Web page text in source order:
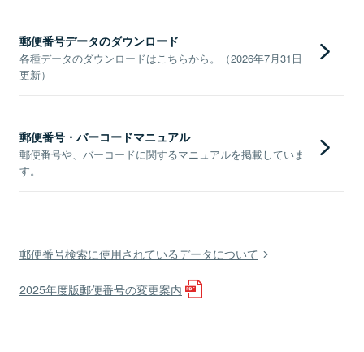
郵便番号データのダウンロード
各種データのダウンロードはこちらから。（2026年7月31日
更新）
郵便番号・バーコードマニュアル
郵便番号や、バーコードに関するマニュアルを掲載していま
す。
郵便番号検索に使用されているデータについて
2025年度版郵便番号の変更案内